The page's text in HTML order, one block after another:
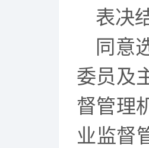
表决
同意
委员及
督管理
业监督